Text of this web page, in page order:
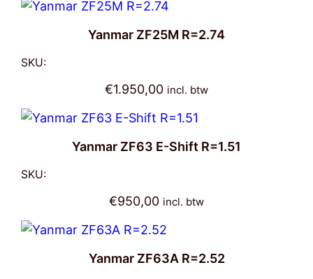
Yanmar ZF25M R=2.74
SKU:
€1.950,00 incl. btw
Yanmar ZF63 E-Shift R=1.51
SKU:
€950,00 incl. btw
Yanmar ZF63A R=2.52